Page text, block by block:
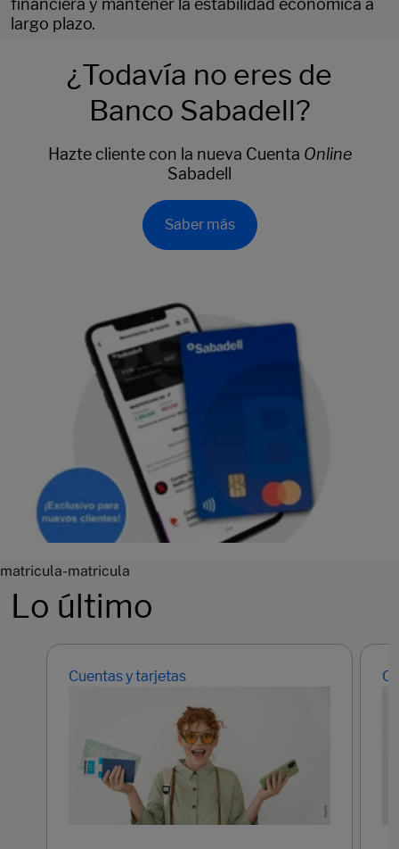
financiera y mantener la estabilidad económica a
largo plazo.
¿Todavía no eres de
Banco Sabadell?
Hazte cliente con la nueva Cuenta Online
Sabadell
Saber más
matricula-matricula
Lo último
Cuentas y tarjetas